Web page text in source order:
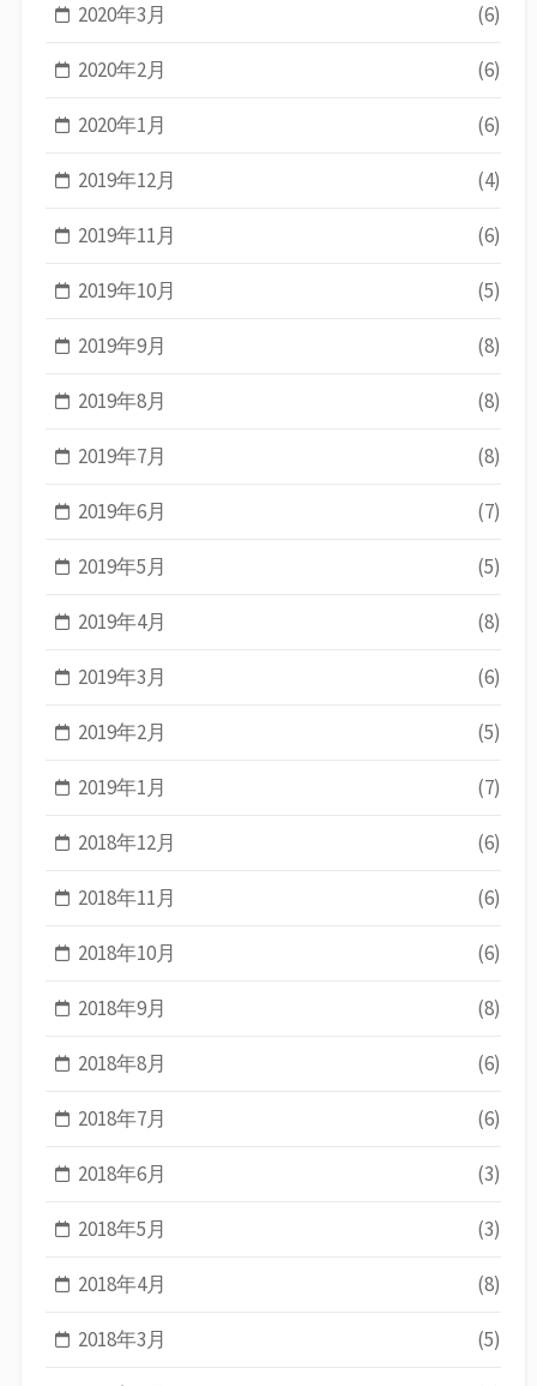
2020年3月 (6)
2020年2月 (6)
2020年1月 (6)
2019年12月 (4)
2019年11月 (6)
2019年10月 (5)
2019年9月 (8)
2019年8月 (8)
2019年7月 (8)
2019年6月 (7)
2019年5月 (5)
2019年4月 (8)
2019年3月 (6)
2019年2月 (5)
2019年1月 (7)
2018年12月 (6)
2018年11月 (6)
2018年10月 (6)
2018年9月 (8)
2018年8月 (6)
2018年7月 (6)
2018年6月 (3)
2018年5月 (3)
2018年4月 (8)
2018年3月 (5)